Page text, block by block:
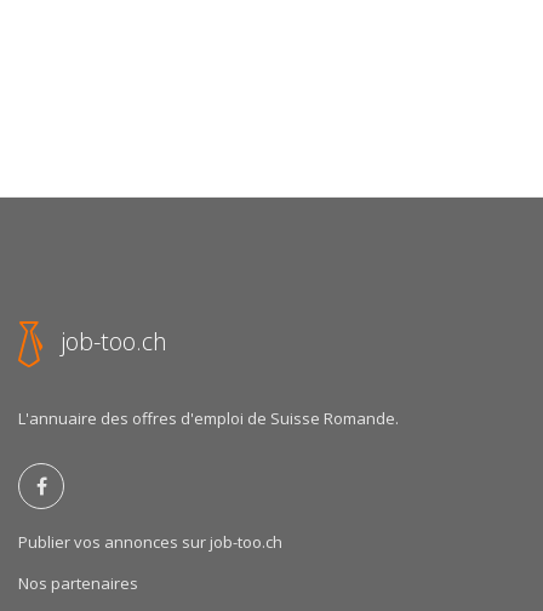
job-too.ch
L'annuaire des offres d'emploi de Suisse Romande.
Publier vos annonces sur job-too.ch
Nos partenaires